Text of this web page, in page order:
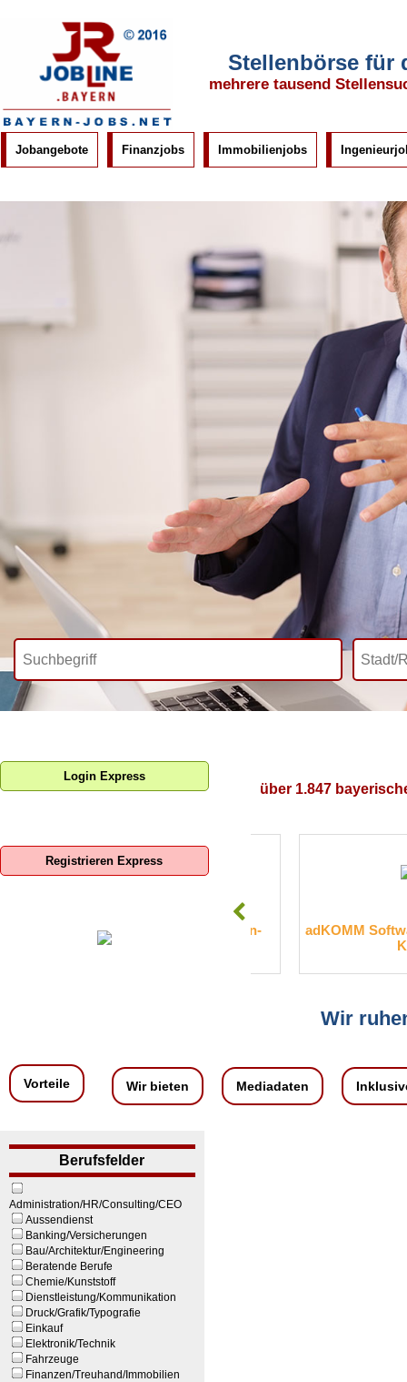
Stellenbörse für
mehrere tausend
Jobangebote Finanzjobs Immobilienjobs
über 1.847
SIS-Sparkassen-Immobilien-
Service GmbH
adKOMM Software
Wir
Login Express
Registrieren Express
Vorteile Wir bieten Mediadaten
Berufsfelder
Administration/HR/Consulting/CEO
Aussendienst
Banking/Versicherungen
Bau/Architektur/Engineering
Beratende Berufe
Chemie/Kunststoff
Dienstleistung/Kommunikation
Druck/Grafik/Typografie
Einkauf
Elektronik/Technik
Fahrzeuge
Finanzen/Treuhand/Immobilien